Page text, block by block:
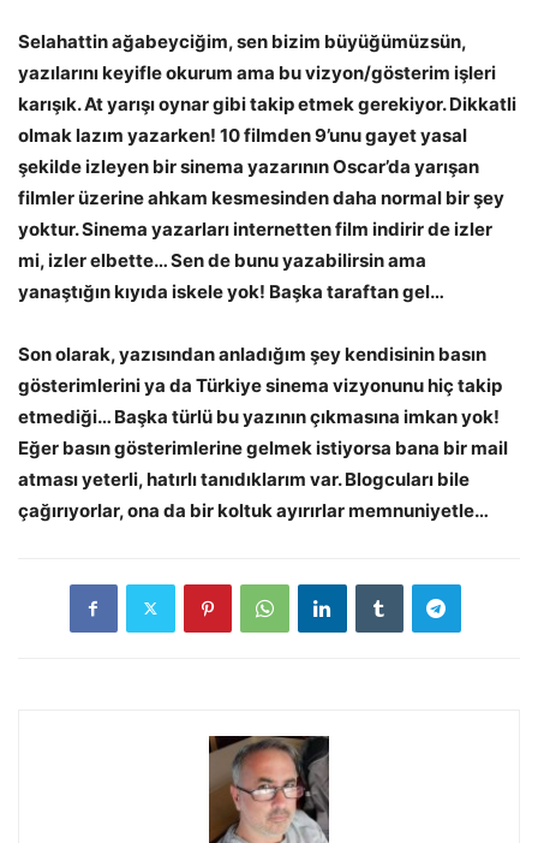
Selahattin ağabeyciğim, sen bizim büyüğümüzsün,
yazılarını keyifle okurum ama bu vizyon/gösterim işleri
karışık. At yarışı oynar gibi takip etmek gerekiyor. Dikkatli
olmak lazım yazarken! 10 filmden 9’unu gayet yasal
şekilde izleyen bir sinema yazarının Oscar’da yarışan
filmler üzerine ahkam kesmesinden daha normal bir şey
yoktur. Sinema yazarları internetten film indirir de izler
mi, izler elbette… Sen de bunu yazabilirsin ama
yanaştığın kıyıda iskele yok! Başka taraftan gel…
Son olarak, yazısından anladığım şey kendisinin basın
gösterimlerini ya da Türkiye sinema vizyonunu hiç takip
etmediği… Başka türlü bu yazının çıkmasına imkan yok!
Eğer basın gösterimlerine gelmek istiyorsa bana bir mail
atması yeterli, hatırlı tanıdıklarım var. Blogcuları bile
çağırıyorlar, ona da bir koltuk ayırırlar memnuniyetle…